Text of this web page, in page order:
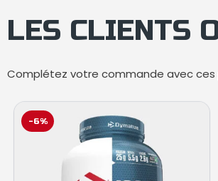
LES CLIENTS
Complétez votre commande avec
-6%